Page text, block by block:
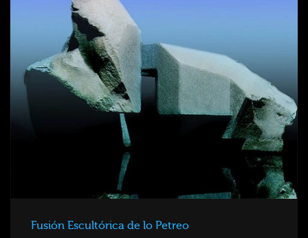
Fusión Escultórica de lo Petreo